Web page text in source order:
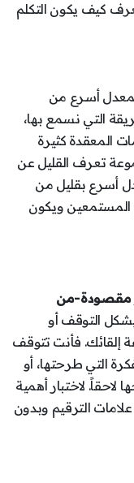
كيف يكون التكلم
بمعدل أسرع من
التي نسمع بها،
المعقدة كثيرة
تعرف القليل عن
أسرع بقليل من
المستمعين ويكون
مقصودة-من
التوقف أو
إلقائك. فأنت تتوقف
التي طرحتها، أو
لاختبار أهمية
الترقيم وبدون